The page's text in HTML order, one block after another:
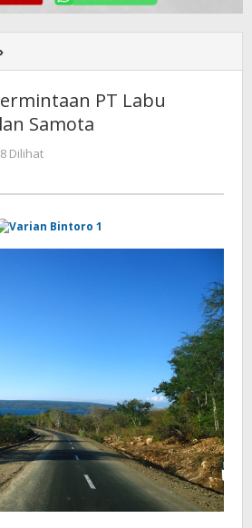
Tolak
PT
Labu
Pindah
PT Labu
Samota
Dilihat